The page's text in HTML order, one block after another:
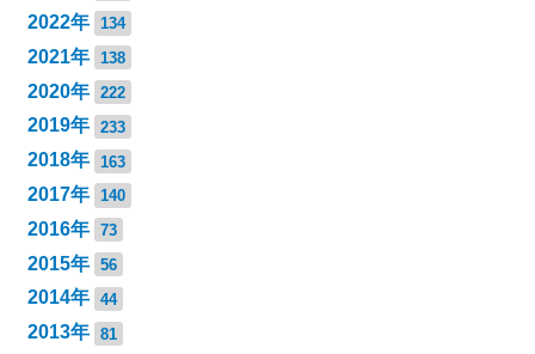
2022年 134
2021年 138
2020年 222
2019年 233
2018年 163
2017年 140
2016年 73
2015年 56
2014年 44
2013年 81